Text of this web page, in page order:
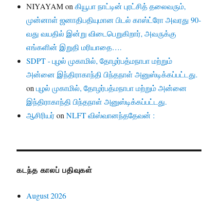
NIYAYAMonகியூபா நாட்டின் புரட்சித் தலைவரும்,
முன்னாள் ஜனாதிபதியுமான பிடல் காஸ்ட்ரோ அவரது 90-
வது வயதில் இன்று விடைபெறுகிறார், அவருக்கு
எங்களின் இறுதி மரியாதை….
SDPT - புழல் முகாமில், தோழர்பத்மநாபா மற்றும்
அன்னை இந்திராகாந்தி பிந்தநாள் அனுஸ்டிக்கப்பட்டது.
onபுழல் முகாமில், தோழர்பத்மநாபா மற்றும் அன்னை
இந்திராகாந்தி பிந்தநாள் அனுஸ்டிக்கப்பட்டது.
ஆசிரியர்onNLFT விஸ்வானந்ததேவன் :
கடந்த காலப் பதிவுகள்
August 2026